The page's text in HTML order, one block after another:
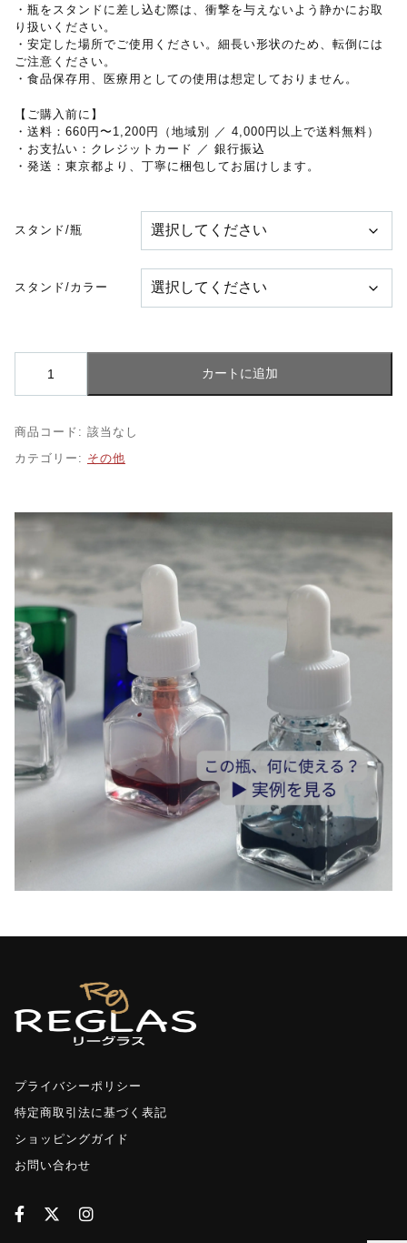
・瓶をスタンドに差し込む際は、衝撃を与えないよう静かにお取
り扱いください。
・安定した場所でご使用ください。細長い形状のため、転倒には
ご注意ください。
・食品保存用、医療用としての使用は想定しておりません。
【ご購入前に】
・送料：660円〜1,200円（地域別 ／ 4,000円以上で送料無料）
・お支払い：クレジットカード ／ 銀行振込
・発送：東京都より、丁寧に梱包してお届けします。
スタンド/瓶
スタンド/カラー
ン
と
タ
｜
挿
や
ツ
ー
ル
ス
タ
ン
え
る、
ス
タ
ン
カートに追加
商品コード: 該当なし
カテゴリー: その他
プライバシーポリシー
特定商取引法に基づく表記
ショッピングガイド
お問い合わせ